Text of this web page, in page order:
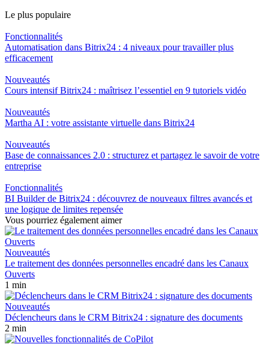
Le plus populaire
Fonctionnalités
Automatisation dans Bitrix24 : 4 niveaux pour travailler plus
efficacement
Nouveautés
Cours intensif Bitrix24 : maîtrisez l’essentiel en 9 tutoriels vidéo
Nouveautés
Martha AI : votre assistante virtuelle dans Bitrix24
Nouveautés
Base de connaissances 2.0 : structurez et partagez le savoir de votre
entreprise
Fonctionnalités
BI Builder de Bitrix24 : découvrez de nouveaux filtres avancés et
une logique de limites repensée
Vous pourriez également aimer
Nouveautés
Le traitement des données personnelles encadré dans les Canaux
Ouverts
1 min
Nouveautés
Déclencheurs dans le CRM Bitrix24 : signature des documents
2 min